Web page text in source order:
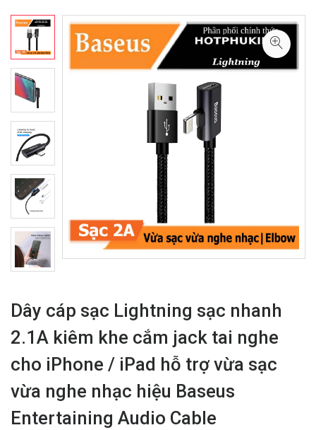
Dây cáp sạc Lightning sạc nhanh
2.1A kiêm khe cắm jack tai nghe
cho iPhone / iPad hỗ trợ vừa sạc
vừa nghe nhạc hiệu Baseus
Entertaining Audio Cable